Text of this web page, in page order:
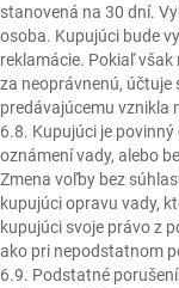
stanovená na 30 dní.
osoba. Kupujúci bude
reklamácie. Pokiaľ
za neoprávnenú,
predávajúcemu vznikla
6.8. Kupujúci je
oznámení vady, alebo
Zmena voľby bez
kupujúci opravu vady,
kupujúci svoje právo z
ako pri nepodstatnom
6.9. Podstatné